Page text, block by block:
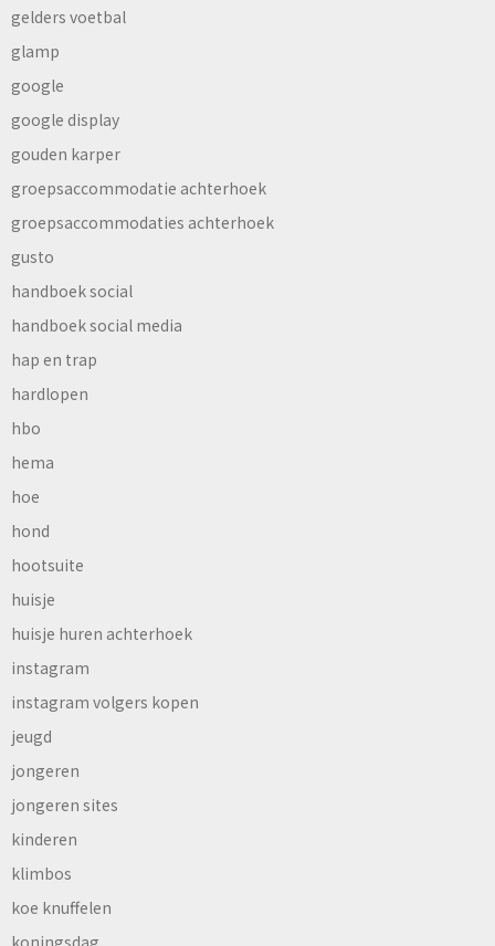
gelders voetbal
glamp
google
google display
gouden karper
groepsaccommodatie achterhoek
groepsaccommodaties achterhoek
gusto
handboek social
handboek social media
hap en trap
hardlopen
hbo
hema
hoe
hond
hootsuite
huisje
huisje huren achterhoek
instagram
instagram volgers kopen
jeugd
jongeren
jongeren sites
kinderen
klimbos
koe knuffelen
koningsdag